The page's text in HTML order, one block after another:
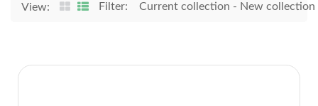
View: Filter: Current collection - New collection